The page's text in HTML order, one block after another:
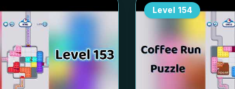
Level 154